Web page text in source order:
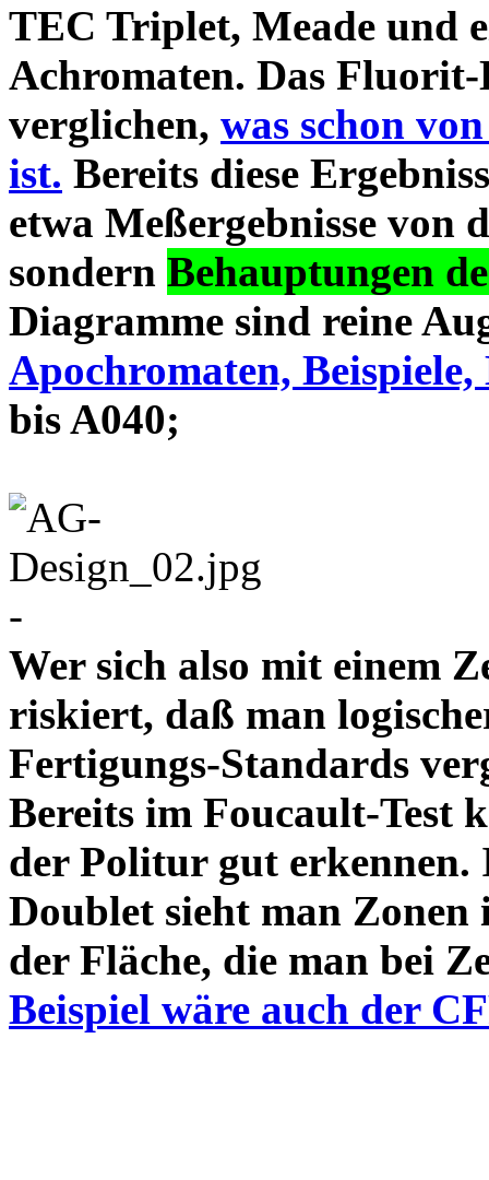
TEC Triplet, Meade und
Achromaten. Das
verglichen, was schon
ist. Bereits diese
etwa Meßergebnisse von
sondern Behauptungen
Diagramme sind reine
Apochromaten, Beispiele,
bis A040;
-
Wer sich also mit einem
riskiert, daß man
Fertigungs-Standards
Bereits im Foucault-Test
der Politur gut
Doublet sieht man Zonen
der Fläche, die man bei
Beispiel wäre auch der